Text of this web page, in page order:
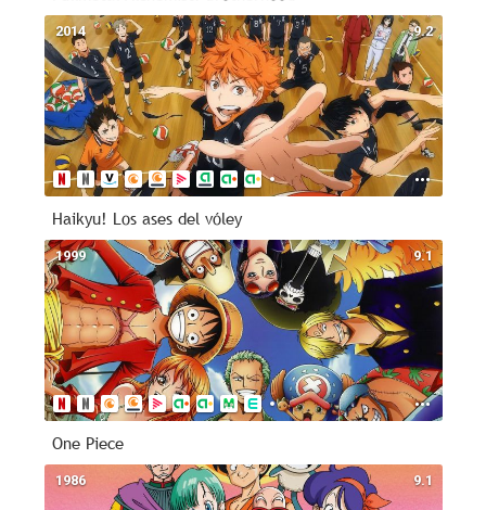
9.2
2014
Haikyu! Los ases del vóley
9.1
1999
One Piece
9.1
1986